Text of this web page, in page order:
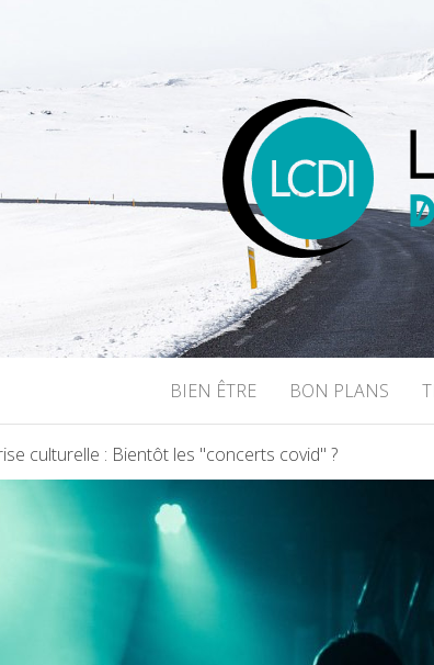
COMPAGNIE
BIEN ÊTRE BON PLANS
culturelle : Bientôt les "concerts covid" ?